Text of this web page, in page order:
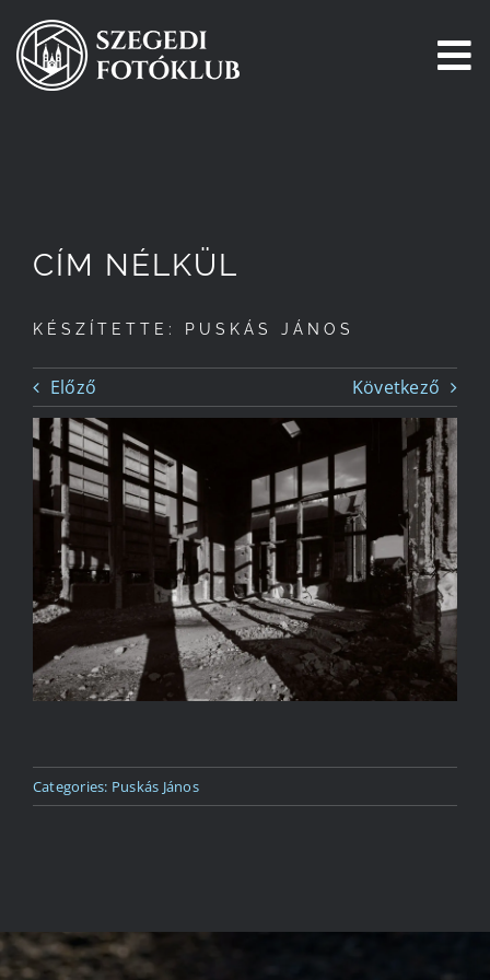
Kihagyás
Pályázatok
Tagjaink
Csatlakozz!
Történetünk
Kapcsolat
CÍM NÉLKÜL
KÉSZÍTETTE: PUSKÁS JÁNOS
Előző Következő
Categories: Puskás János